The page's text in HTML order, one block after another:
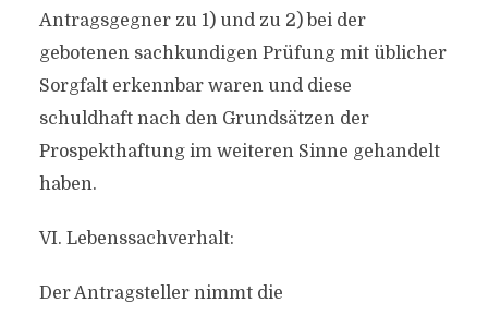
Antragsgegner zu 1) und zu 2) bei der
gebotenen sachkundigen Prüfung mit üblicher
Sorgfalt erkennbar waren und diese
schuldhaft nach den Grundsätzen der
Prospekthaftung im weiteren Sinne gehandelt
haben.
VI. Lebenssachverhalt:
Der Antragsteller nimmt die